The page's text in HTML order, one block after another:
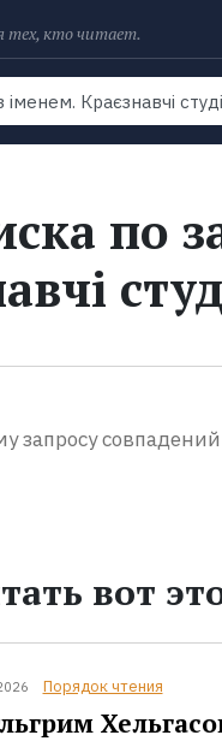
тех, кто читает.
Рейтинги
по
запросу
вот
Порядок чтения